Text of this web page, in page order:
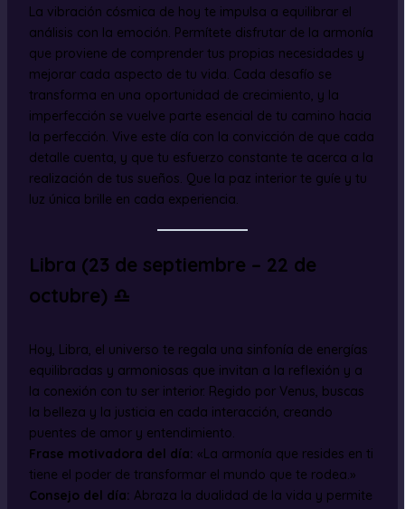
La vibración cósmica de hoy te impulsa a equilibrar el
análisis con la emoción. Permítete disfrutar de la armonía
que proviene de comprender tus propias necesidades y
mejorar cada aspecto de tu vida. Cada desafío se
transforma en una oportunidad de crecimiento, y la
imperfección se vuelve parte esencial de tu camino hacia
la perfección. Vive este día con la convicción de que cada
detalle cuenta, y que tu esfuerzo constante te acerca a la
realización de tus sueños. Que la paz interior te guíe y tu
luz única brille en cada experiencia.
Libra (23 de septiembre – 22 de
octubre) ♎
Hoy, Libra, el universo te regala una sinfonía de energías
equilibradas y armoniosas que invitan a la reflexión y a
la conexión con tu ser interior. Regido por Venus, buscas
la belleza y la justicia en cada interacción, creando
puentes de amor y entendimiento.
Frase motivadora del día: «La armonía que resides en ti
tiene el poder de transformar el mundo que te rodea.»
Consejo del día: Abraza la dualidad de la vida y permite